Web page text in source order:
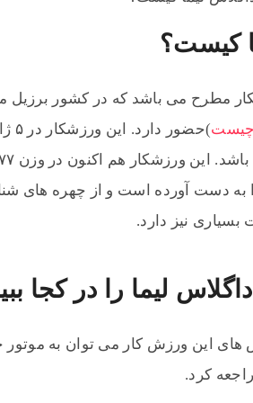
کیست؟
مطرح می باشد که در کشور
به دست آورده است و از چهره های
نیز دارد.
لیما را در کجا
های این ورزش کار می توان به
کرد.